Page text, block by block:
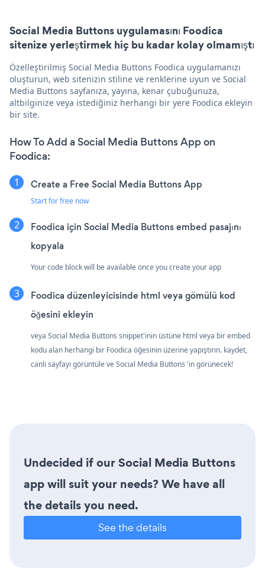
Social Media Buttons uygulamasını Foodica
sitenize yerleştirmek hiç bu kadar kolay olmamıştı
Özelleştirilmiş Social Media Buttons Foodica uygulamanızı
oluşturun, web sitenizin stiline ve renklerine uyun ve Social
Media Buttons sayfanıza, yayına, kenar çubuğunuza,
altbilginize veya istediğiniz herhangi bir yere Foodica ekleyin
bir site.
How To Add a Social Media Buttons App on
Foodica:
Create a Free Social Media Buttons App
Start for free now
Foodica için Social Media Buttons embed pasajını
kopyala
Your code block will be available once you create your app
Foodica düzenleyicisinde html veya gömülü kod
öğesini ekleyin
veya Social Media Buttons snippet'inin üstüne html veya bir embed
kodu alan herhangi bir Foodica öğesinin üzerine yapıştırın. kaydet,
canlı sayfayı görüntüle ve Social Media Buttons 'in görünecek!
Undecided if our Social Media Buttons
app will suit your needs? We have all
the details you need.
See the details